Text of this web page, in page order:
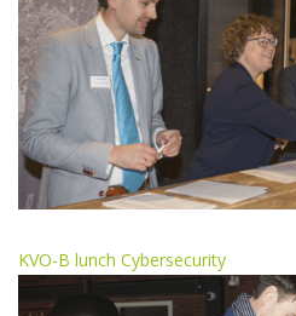
KVO-B lunch Cybersecurity